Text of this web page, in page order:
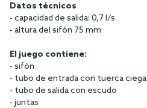
Datos técnicos
- capacidad de salida: 0,7 l/s
- altura del sifón 75 mm
El juego contiene:
- sifón
- tubo de entrada con tuerca ciega
- tubo de salida con escudo
- juntas